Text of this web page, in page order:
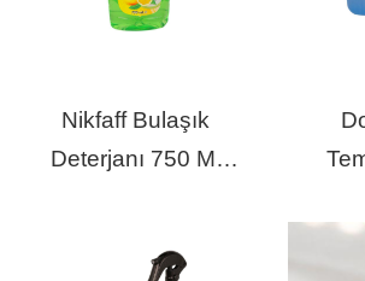
Nikfaff Bulaşık
Deterjanı 750 Ml